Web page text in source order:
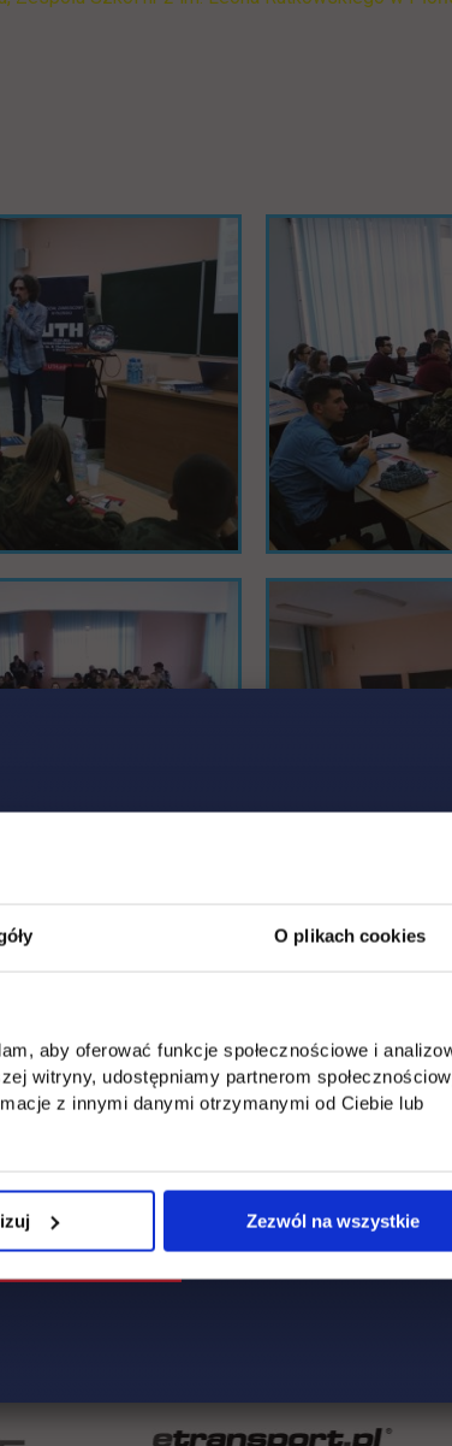
O plikach cookies
aby oferować funkcje społecznościowe i
witryny, udostępniamy partnerom
z innymi danymi otrzymanymi od Ciebie lub
Zezwól na wszystkie